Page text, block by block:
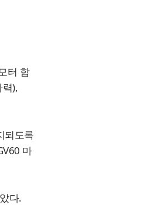
터 합
),
되도록
마
다.